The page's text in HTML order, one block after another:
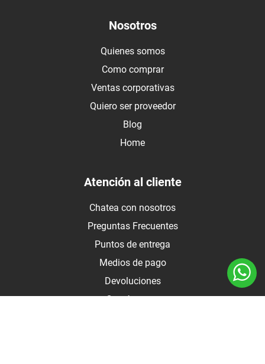
Nosotros
Quienes somos
Como comprar
Ventas corporativas
Quiero ser proveedor
Blog
Home
Atención al cliente
Chatea con nosotros
Preguntas Frecuentes
Puntos de entrega
Medios de pago
Devoluciones
Contáctanos